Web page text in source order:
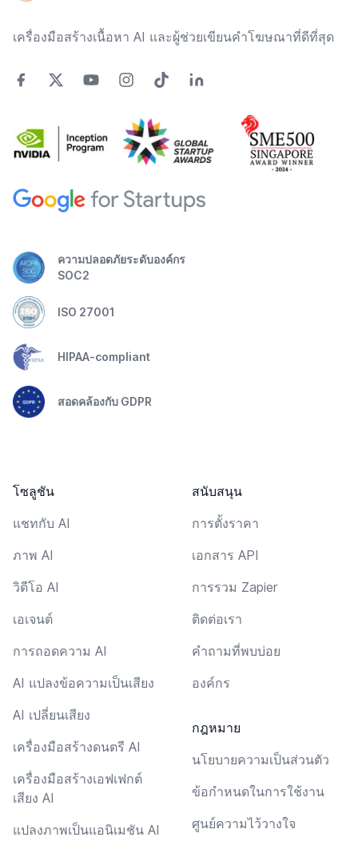
เครื่องมือสร้างเนื้อหา AI และผู้ช่วยเขียนคำโฆษณาที่ดีที่สุด
ความปลอดภัยระดับองค์กร
SOC2
ISO 27001
HIPAA-compliant
สอดคล้องกับ GDPR
โซลูชัน
แชทกับ AI
ภาพ AI
วิดีโอ AI
เอเจนต์
การถอดความ AI
AI แปลงข้อความเป็นเสียง
AI เปลี่ยนเสียง
เครื่องมือสร้างดนตรี AI
เครื่องมือสร้างเอฟเฟกต์
เสียง AI
แปลงภาพเป็นแอนิเมชัน AI
สนับสนุน
การตั้งราคา
เอกสาร API
การรวม Zapier
ติดต่อเรา
คำถามที่พบบ่อย
องค์กร
กฎหมาย
นโยบายความเป็นส่วนตัว
ข้อกำหนดในการใช้งาน
ศูนย์ความไว้วางใจ